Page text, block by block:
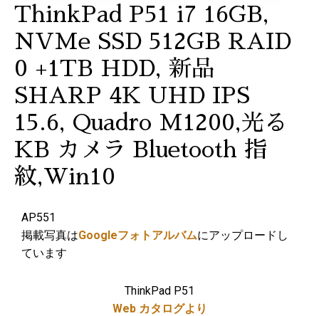
ThinkPad P51 i7 16GB,
NVMe SSD 512GB RAID
0 +1TB HDD, 新品
SHARP 4K UHD IPS
15.6, Quadro M1200,光る
KB カメラ Bluetooth 指
紋,Win10
AP551
掲載写真はGoogleフォトアルバムにアップロードし
ています
ThinkPad P51
Web カタログより